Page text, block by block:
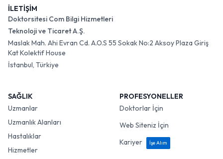
İLETİŞİM
Doktorsitesi Com Bilgi Hizmetleri
Teknoloji ve Ticaret A.Ş.
Maslak Mah. Ahi Evran Cd. A.O.S 55 Sokak No:2 Aksoy Plaza Giriş
Kat Kolektif House
İstanbul, Türkiye
SAĞLIK
Uzmanlar
Uzmanlık Alanları
Hastalıklar
Hizmetler
PROFESYONELLER
Doktorlar İçin
Web Siteniz İçin
Kariyer
İşe Alım